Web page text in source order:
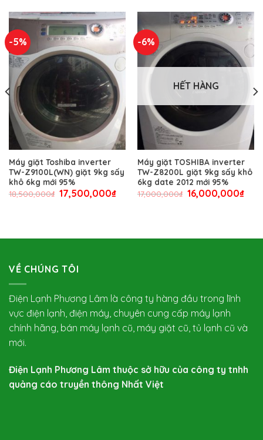
-5%
Máy giặt Toshiba inverter
TW-Z9100L(WN) giặt 9kg sấy
khô 6kg mới 95%
18,500,000₫ 17,500,000₫
-6%
HẾT HÀNG
Máy giặt TOSHIBA inverter
TW-Z8200L giặt 9kg sấy khô
6kg date 2012 mới 95%
17,000,000₫ 16,000,000₫
VỀ CHÚNG TÔI
Điện Lạnh Phương Lâm là công ty hàng đầu trong lĩnh
vực điện lạnh, điện máy, chuyên cung cấp máy lạnh
chính hãng, bán máy lạnh cũ, máy giặt cũ, tủ lạnh cũ và
mới.
Điện Lạnh Phương Lâm thuộc sở hữu của công ty tnhh
quảng cáo truyền thông Nhất Việt